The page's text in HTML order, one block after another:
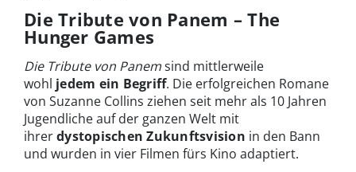
Die Tribute von Panem – The
Hunger Games
Die Tribute von Panemsind mittlerweile
wohl jedem ein Begriff. Die erfolgreichen Romane
von Suzanne Collins ziehen seit mehr als 10 Jahren
Jugendliche auf der ganzen Welt mit
ihrerdystopischen Zukunftsvision in den Bann
und wurden in vier Filmen fürs Kino adaptiert.